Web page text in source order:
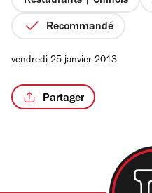
Recommandé
vendredi 25 janvier 2013
Partager